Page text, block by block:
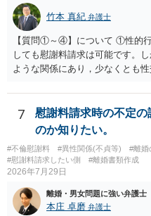
竹本 真紀 弁護士
【質問①～④】について ①性的
しても慰謝料請求は可能です。
ような関係にあり，少なくとも
ことを窺わせるものです。）。
よいと思います。 ただ．慰謝料
いとして，この点を考慮される
今後のことを考えて書いてもら
す。今ある証拠以上のことを証
るのであれば，前向きに検討を
値と夫との関係との均衡のよう
いるのであれば，どのような内
7
慰謝料請求時の不定
のか知りたい。
#不倫慰謝料 #異性関係(不貞等) #離婚
#慰謝料請求したい側
#離婚書類作成
2026年7月29日
離婚・男女問題に強い弁護士
本庄 卓磨 弁護士